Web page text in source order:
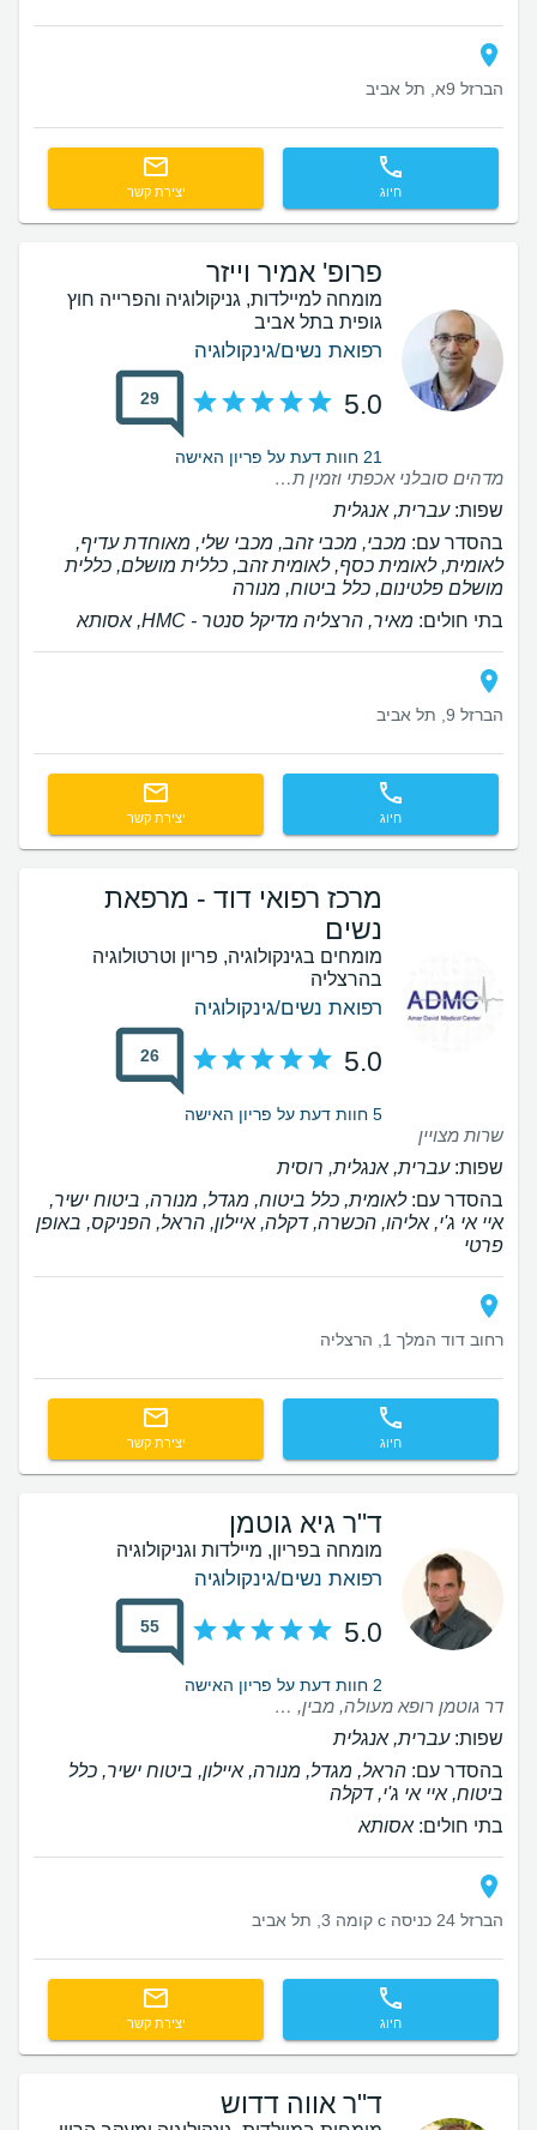
הברזל 9א, תל אביב
חיוג יצירת קשר
פרופ' אמיר וייזר
מומחה למיילדות, גניקולוגיה והפרייה חוץ
גופית בתל אביב
רפואת נשים/גינקולוגיה
5.0
29
21 חוות דעת על פריון האישה
מדהים סובלני אכפתי וזמין תמיד לכל בעיה ויעוץ כבר שנים שאני מטופלת אצלו ולא אחליף
שפות:עברית, אנגלית
בהסדר עם: מכבי, מכבי זהב, מכבי שלי, מאוחדת עדיף,
לאומית, לאומית כסף, לאומית זהב, כללית מושלם, כללית
מושלם פלטינום, כלל ביטוח, מנורה
בתי חולים: מאיר, הרצליה מדיקל סנטר - HMC, אסותא
הברזל 9, תל אביב
חיוג יצירת קשר
מרכז רפואי דוד - מרפאת
נשים
מומחים בגינקולוגיה, פריון וטרטולוגיה
בהרצליה
רפואת נשים/גינקולוגיה
5.0
26
5 חוות דעת על פריון האישה
שרות מצויין
שפות:עברית, אנגלית, רוסית
בהסדר עם:לאומית, כלל ביטוח, מגדל, מנורה, ביטוח ישיר,
איי אי ג'י, אליהו, הכשרה, דקלה, איילון, הראל, הפניקס, באופן
פרטי
רחוב דוד המלך 1, הרצליה
חיוג יצירת קשר
ד"ר גיא גוטמן
מומחה בפריון, מיילדות וגניקולוגיה
רפואת נשים/גינקולוגיה
5.0
55
2 חוות דעת על פריון האישה
דר גוטמן רופא מעולה, מבין, מאוד מקצועי. הייתי מאוד מרוצה מהטיפול. ממליצה בחום,, ♥️
שפות:עברית, אנגלית
בהסדר עם: הראל, מגדל, מנורה, איילון, ביטוח ישיר, כלל
ביטוח, איי אי ג'י, דקלה
בתי חולים:אסותא
הברזל 24 כניסה c קומה 3, תל אביב
חיוג יצירת קשר
ד"ר אווה דדוש